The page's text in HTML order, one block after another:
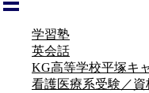
学習塾
英会話
KG高等学校平塚キ
看護医療系受験／資